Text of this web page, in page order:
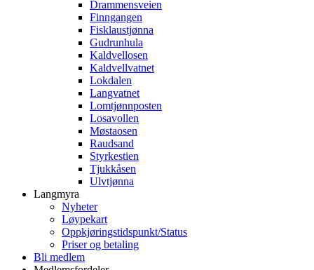
Drammensveien
Finngangen
Fisklaustjønna
Gudrunhula
Kaldvellosen
Kaldvellvatnet
Lokdalen
Langvatnet
Lomtjønnposten
Losavollen
Møstaosen
Raudsand
Styrkestien
Tjukkåsen
Ulvtjønna
Langmyra
Nyheter
Løypekart
Oppkjøringstidspunkt/Status
Priser og betaling
Bli medlem